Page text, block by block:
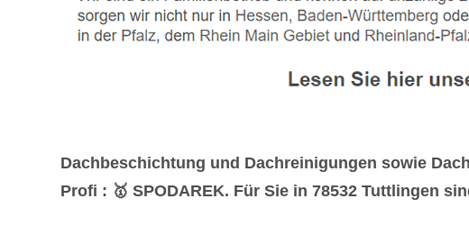
Dachbeschichtung und Dachreinigungen sowie
Profi : 🥇 SPODAREK. Für Sie in 78532 Tuttlingen